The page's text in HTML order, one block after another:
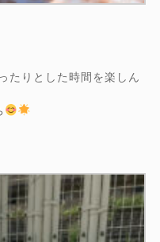
たりとした時間を楽しん